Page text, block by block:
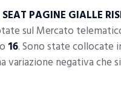
SEAT PAGINE GIALLE
sul Mercato
16. Sono state collocate
variazione negativa che